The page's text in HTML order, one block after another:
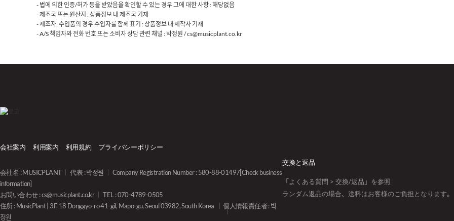
- 법에 의한 인증/허가 등을 받았음을 확인할 수 있는 경우 그에 대한 사항 : 해당없음
- 제조국 또는 원산지 : 상품정보 내 제조국 기재
- 제조자, 수입품의 경우 수입자를 함께 표기 : 상품정보 내 제작사 기재
- A/S 책임자와 전화 번호 또는 소비자 상담 관련 채널 : 박정원 / cs@musicplant.co.kr
会社案内 利用案内 利用規約 プライバシーポリシー
会社名 : MUSICPLANT 代表 : 박정원 Company Registration Number : 580-88-01497[Check business
information]
お問い合わせ :cs@musicplant.co.kr
TEL : 070-4789-0505
住所 : MusicPlant | 3F, 18 Donggyo-ro 41-gil, Mapo-gu, Seoul 03982, South Korea
個人情報責任者 : 박
정원
交換と返品
「よくある質問 > 交換/返品」を参照
ランダム返品の場合、送料はお客様のご負担となります。